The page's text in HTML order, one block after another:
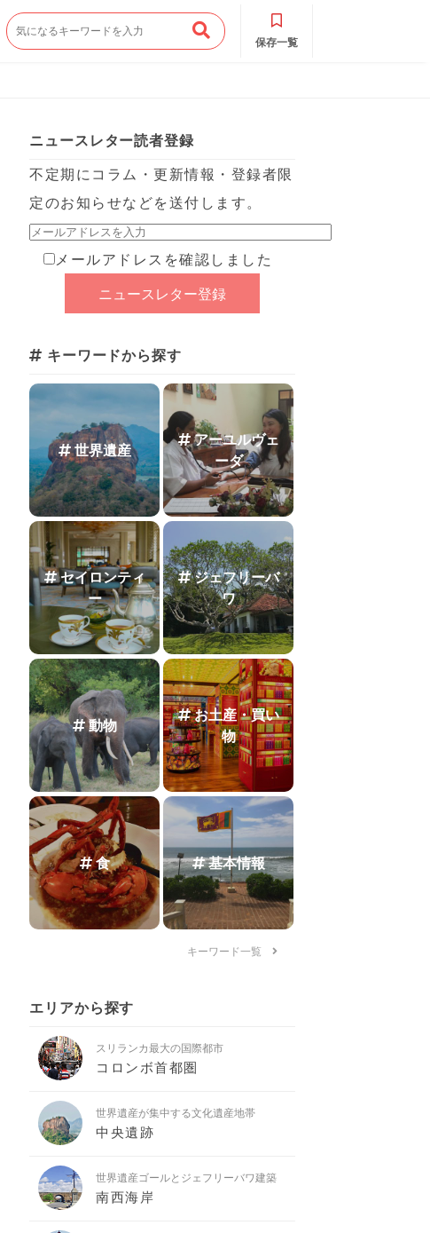
保存一覧
ニュースレター読者登録
不定期にコラム・更新情報・登録者限
定のお知らせなどを送付します。
メールアドレスを確認しました
キーワードから探す
世界遺産
アーユルヴェ
ーダ
セイロンティ
ー
ジェフリーバ
ワ
動物
お土産・買い
物
食 基本情報
キーワード一覧
エリアから探す
スリランカ最大の国際都市
コロンボ首都圏
世界遺産が集中する文化遺産地帯
中央遺跡
世界遺産ゴールとジェフリーバワ建築
南西海岸